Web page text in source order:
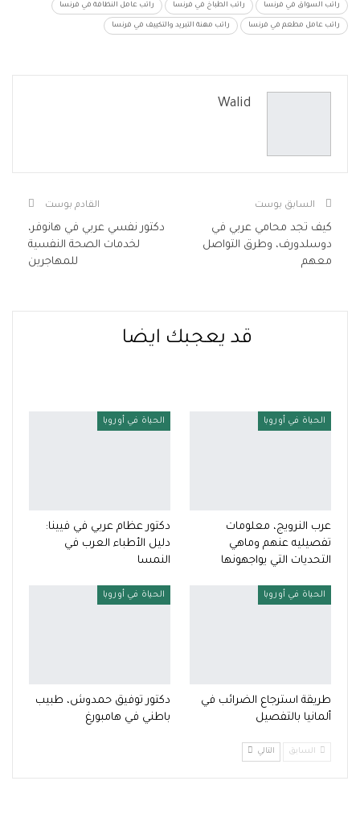
راتب السواق في فرنسا راتب الطباخ في فرنسا راتب عامل النظافة في فرنسا
راتب عامل مطعم في فرنسا راتب مهنة التبريد والتكييف في فرنسا
Walid
السابق بوست
كيف تجد محامي عربي في
دوسلدورف، وطرق التواصل
معهم
القادم بوست
دكتور نفسي عربي في هانوفر،
لخدمات الصحة النفسية
للمهاجرين
قد يعجبك ايضا
الحياة في أوروبا
عرب النرويج، معلومات
تفصيليه عنهم وماهي
التحديات التي يواجهونها
الحياة في أوروبا
دكتور عظام عربي في فيينا:
دليل الأطباء العرب في
النمسا
الحياة في أوروبا
طريقة استرجاع الضرائب في
ألمانيا بالتفصيل
الحياة في أوروبا
دكتور توفيق حمدوش، طبيب
باطني في هامبورغ
السابق التالي